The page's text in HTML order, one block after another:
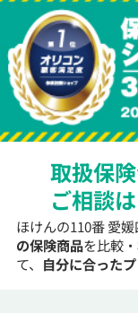
取扱保
ご相談
ほけんの110番 愛
の保険商品を比較
て、 自分に合った